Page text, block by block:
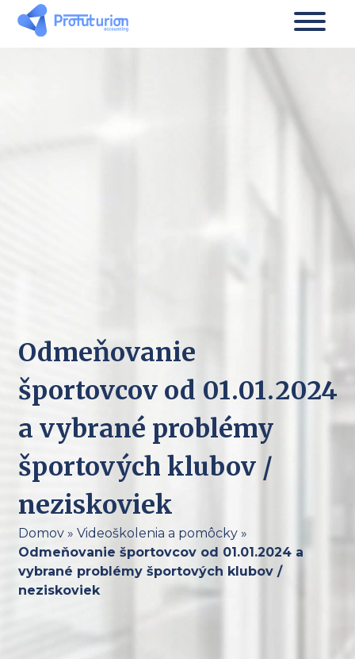
Odmeňovanie
športovcov od 01.01.2024
a vybrané problémy
športových klubov /
neziskoviek
Domov» Videoškolenia a pomôcky»
Odmeňovanie športovcov od 01.01.2024 a
vybrané problémy športových klubov /
neziskoviek